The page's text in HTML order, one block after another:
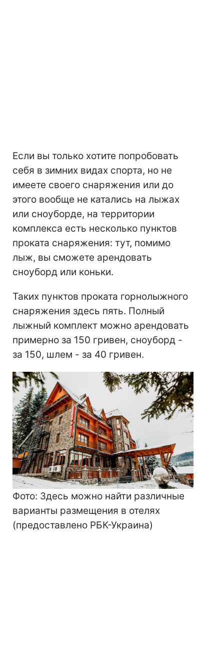
Если вы только хотите попробовать
себя в зимних видах спорта, но не
имеете своего снаряжения или до
этого вообще не катались на лыжах
или сноуборде, на территории
комплекса есть несколько пунктов
проката снаряжения: тут, помимо
лыж, вы сможете арендовать
сноуборд или коньки.
Таких пунктов проката горнолыжного
снаряжения здесь пять. Полный
лыжный комплект можно арендовать
примерно за 150 гривен, сноуборд -
за 150, шлем - за 40 гривен.
Фото: Здесь можно найти различные
варианты размещения в отелях
(предоставлено РБК-Украина)